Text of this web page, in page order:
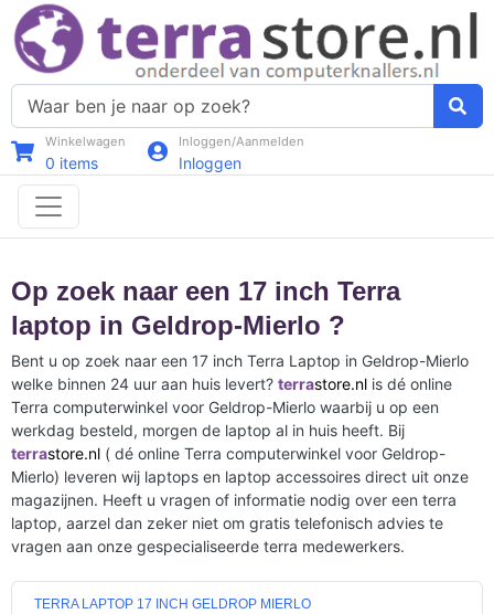
Winkelwagen
0 items
Inloggen/Aanmelden
Inloggen
Op zoek naar een 17 inch Terra
laptop in Geldrop-Mierlo ?
Bent u op zoek naar een 17 inch Terra Laptop in Geldrop-Mierlo
welke binnen 24 uur aan huis levert? terrastore.nl is dé online
Terra computerwinkel voor Geldrop-Mierlo waarbij u op een
werkdag besteld, morgen de laptop al in huis heeft. Bij
terrastore.nl ( dé online Terra computerwinkel voor Geldrop-
Mierlo) leveren wij laptops en laptop accessoires direct uit onze
magazijnen. Heeft u vragen of informatie nodig over een terra
laptop, aarzel dan zeker niet om gratis telefonisch advies te
vragen aan onze gespecialiseerde terra medewerkers.
TERRA LAPTOP 17 INCH GELDROP MIERLO